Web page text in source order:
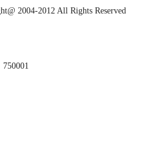
2004-2012 All Rights Reserved